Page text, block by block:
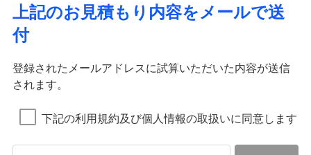
上記のお見積もり内容をメールで送
付
登録されたメールアドレスに試算いただいた内容が送信
されます。
下記の利用規約及び個人情報の取扱いに同意します